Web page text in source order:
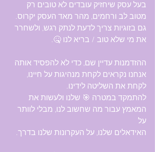
בעל עסק שיחזיק עובדים לא טובים רק
מטוב לב ורחמים, מהר מאד העסק יקרוס.
גם בזוגיות צריך לדעת לנתק רגש, ולשחרר
את מי שלא טוב / בריא לנו 🤒.
ההזדמנות עדיין שם, כדי לא להפסיד אותה
אנחנו נקראים לקחת מנהיגות על חיינו,
לקחת את השליטה לידינו.
להתמקד במטרה 🎯 שלנו ולעשות את
המאמץ עבור מה שחשוב לנו, מבלי לוותר
על
האידאלים שלנו, על העקרונות שלנו בדרך.